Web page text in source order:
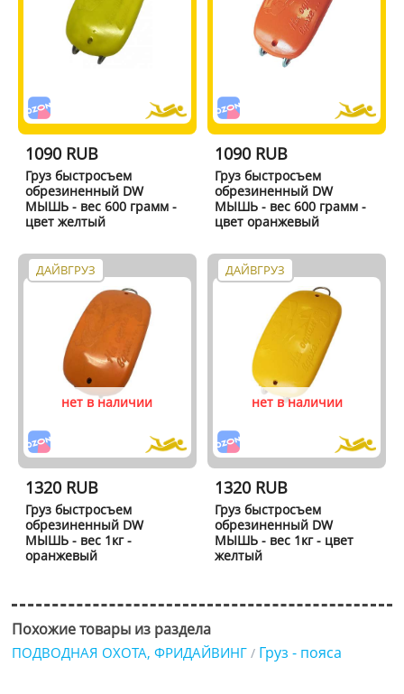
1090 RUB
Груз быстросъем
обрезиненный DW
МЫШЬ - вес 600 грамм -
цвет желтый
1090 RUB
Груз быстросъем
обрезиненный DW
МЫШЬ - вес 600 грамм -
цвет оранжевый
ДАЙВГРУЗ
нет в наличии
1320 RUB
Груз быстросъем
обрезиненный DW
МЫШЬ - вес 1кг -
оранжевый
ДАЙВГРУЗ
нет в наличии
1320 RUB
Груз быстросъем
обрезиненный DW
МЫШЬ - вес 1кг - цвет
желтый
Похожие товары из раздела
ПОДВОДНАЯ ОХОТА, ФРИДАЙВИНГ / Груз - пояса